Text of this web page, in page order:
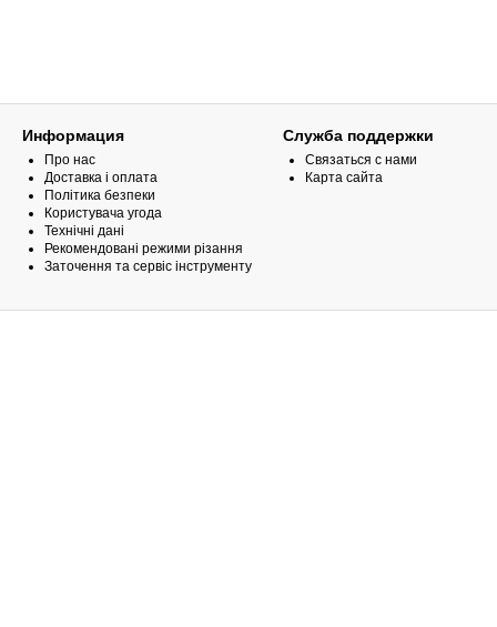
Информация
Про нас
Доставка і оплата
Політика безпеки
Користувача угода
Технічні дані
Рекомендовані режими різання
Заточення та сервіс інструменту
Служба поддержки
Связаться с нами
Карта сайта